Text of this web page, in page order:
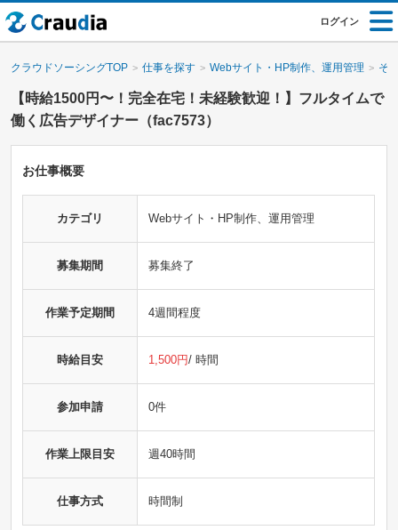
ログイン
クラウドソーシングTOP 仕事を探す Webサイト・HP制作、運用管理 そ
【時給1500円〜！完全在宅！未経験歓迎！】フルタイムで
働く広告デザイナー（fac7573）
お仕事概要
カテゴリ Webサイト・HP制作、運用管理
募集期間 募集終了
作業予定期間 4週間程度
時給目安 1,500円/ 時間
参加申請 0件
作業上限目安 週40時間
仕事方式 時間制